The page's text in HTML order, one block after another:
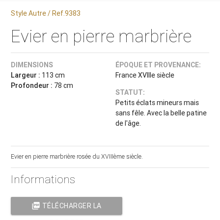
Style Autre / Ref.9383
Evier en pierre marbrière
DIMENSIONS
Largeur : 113 cm
Profondeur : 78 cm
ÉPOQUE ET PROVENANCE:
France XVIIIe siècle
STATUT:
Petits éclats mineurs mais
sans fêle. Avec la belle patine
de l'âge.
Evier en pierre marbrière rosée du XVIIIème siècle.
Informations
picture_as_pdf TÉLÉCHARGER LA